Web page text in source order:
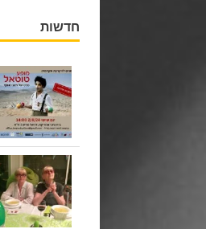
חדשות